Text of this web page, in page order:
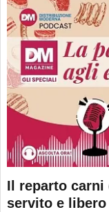
Il reparto carni
servito e